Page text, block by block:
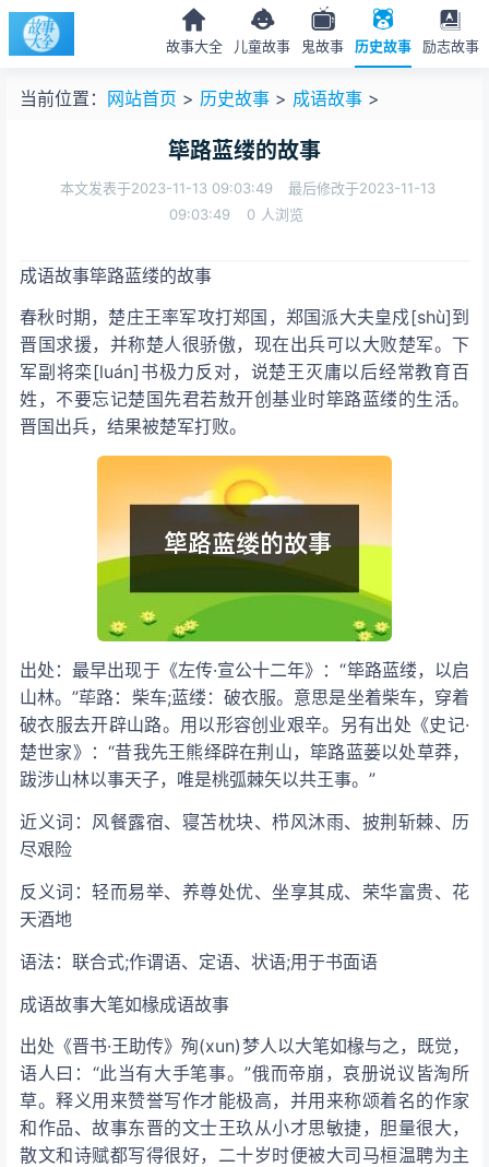
故事大全 儿童故事 鬼故事 历史故事 励志故事
当前位置： 网站首页 > 历史故事 > 成语故事 >
筚路蓝缕的故事
本文发表于2023-11-13 09:03:49
最后修改于2023-11-13
09:03:49
0 人浏览
成语故事筚路蓝缕的故事
春秋时期，楚庄王率军攻打郑国，郑国派大夫皇戍[shù]到
晋国求援，并称楚人很骄傲，现在出兵可以大败楚军。下
军副将栾[luán]书极力反对，说楚王灭庸以后经常教育百
姓，不要忘记楚国先君若敖开创基业时筚路蓝缕的生活。
晋国出兵，结果被楚军打败。
出处：最早出现于《左传·宣公十二年》：“筚路蓝缕，以启
山林。”荜路：柴车;蓝缕：破衣服。意思是坐着柴车，穿着
破衣服去开辟山路。用以形容创业艰辛。另有出处《史记·
楚世家》：“昔我先王熊绎辟在荆山，筚路蓝蒌以处草莽，
跋涉山林以事天子，唯是桃弧棘矢以共王事。”
近义词：风餐露宿、寝苫枕块、栉风沐雨、披荆斩棘、历
尽艰险
反义词：轻而易举、养尊处优、坐享其成、荣华富贵、花
天酒地
语法：联合式;作谓语、定语、状语;用于书面语
成语故事大笔如椽成语故事
出处《晋书·王助传》殉(xun)梦人以大笔如椽与之，既觉，
语人曰：“此当有大手笔事。”俄而帝崩，哀册说议皆淘所
草。释义用来赞誉写作才能极高，并用来称颂着名的作家
和作品、故事东晋的文士王玖从小才思敏捷，胆量很大，
散文和诗赋都写得很好，二十岁时便被大司马桓温聘为主